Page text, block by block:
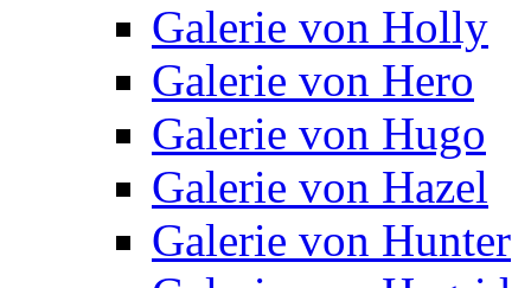
Galerie von Holly
Galerie von Hero
Galerie von Hugo
Galerie von Hazel
Galerie von Hunter